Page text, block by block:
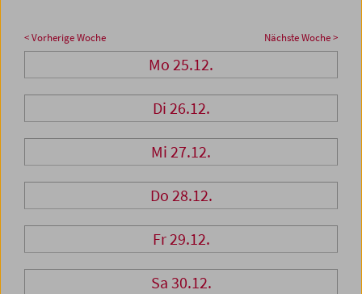
< Vorherige Woche Nächste Woche >
Mo 25.12.
Di 26.12.
Mi 27.12.
Do 28.12.
Fr 29.12.
Sa 30.12.